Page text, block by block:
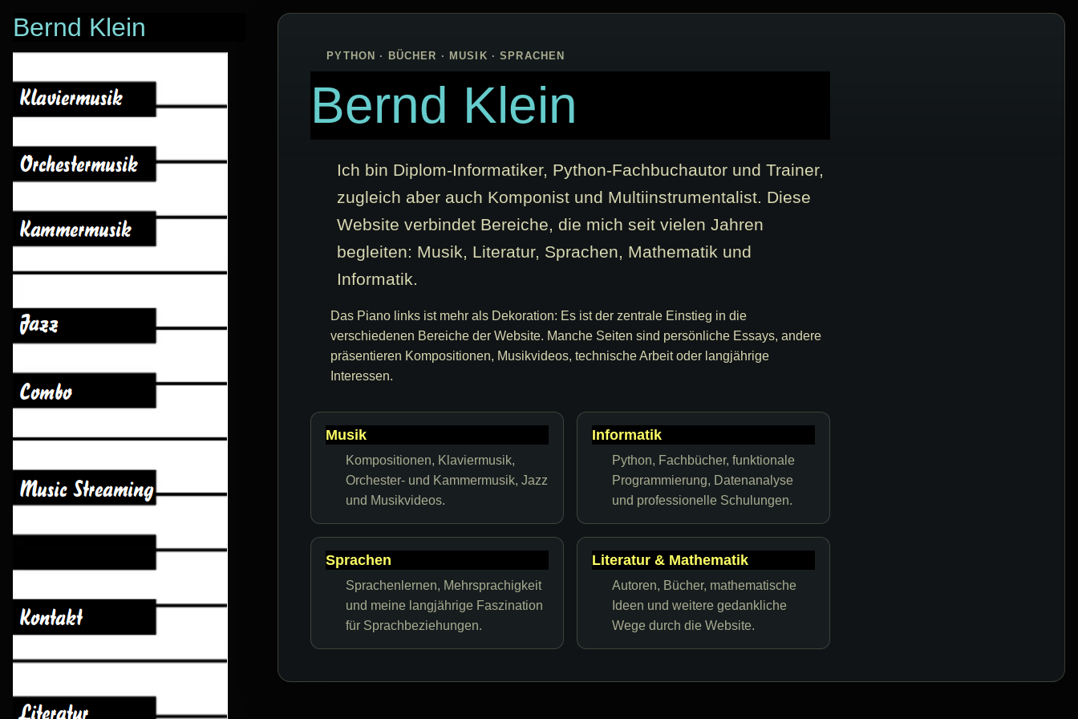
Bernd Klein
PYTHON · BÜCHER · MUSIK · SPRACHEN
Bernd Klein
Ich bin Diplom-Informatiker, Python-Fachbuchautor und Trainer,
zugleich aber auch Komponist und Multiinstrumentalist. Diese
Website verbindet Bereiche, die mich seit vielen Jahren
begleiten: Musik, Literatur, Sprachen, Mathematik und
Informatik.
Das Piano links ist mehr als Dekoration: Es ist der zentrale Einstieg in die
verschiedenen Bereiche der Website. Manche Seiten sind persönliche Essays, andere
präsentieren Kompositionen, Musikvideos, technische Arbeit oder langjährige
Interessen.
Musik
Kompositionen, Klaviermusik,
Orchester- und Kammermusik, Jazz
und Musikvideos.
Informatik
Python, Fachbücher, funktionale
Programmierung, Datenanalyse
und professionelle Schulungen.
Sprachen
Sprachenlernen, Mehrsprachigkeit
und meine langjährige Faszination
für Sprachbeziehungen.
Literatur & Mathematik
Autoren, Bücher, mathematische
Ideen und weitere gedankliche
Wege durch die Website.